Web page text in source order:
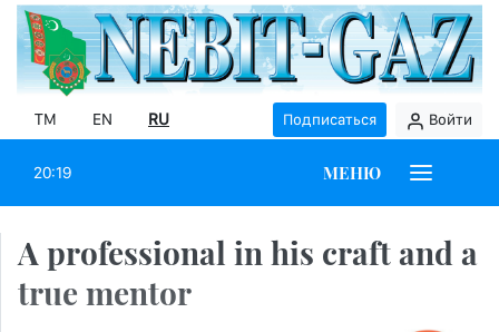
TM EN RU Подписаться Войти
20:19 МЕНЮ
A professional in his craft and a
true mentor